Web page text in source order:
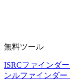
無料ツール
ISRCファインダー
ンルファインダー